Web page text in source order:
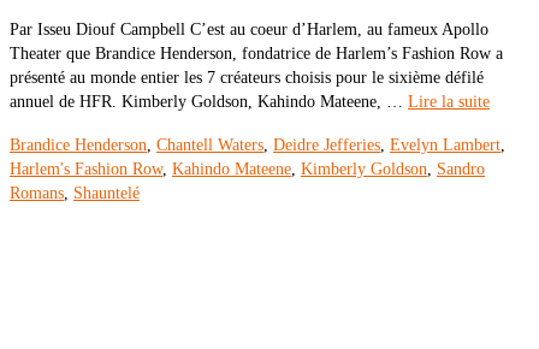
Par Isseu Diouf Campbell C’est au coeur d’Harlem, au fameux Apollo
Theater que Brandice Henderson, fondatrice de Harlem’s Fashion Row a
présenté au monde entier les 7 créateurs choisis pour le sixième défilé
annuel de HFR. Kimberly Goldson, Kahindo Mateene, … Lire la suite
Brandice Henderson, Chantell Waters, Deidre Jefferies, Evelyn Lambert,
Harlem's Fashion Row, Kahindo Mateene, Kimberly Goldson, Sandro
Romans, Shauntelé